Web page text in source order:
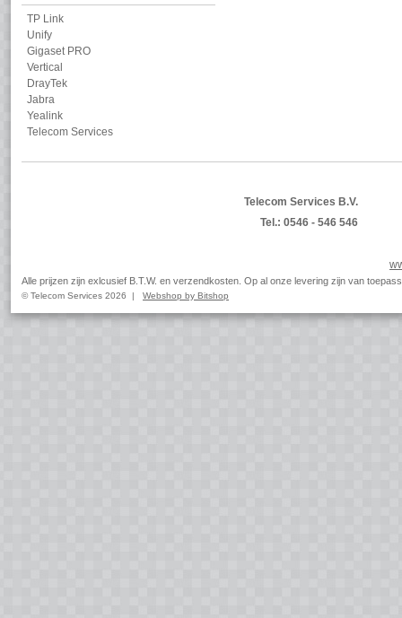
TP Link
Unify
Gigaset PRO
Vertical
DrayTek
Jabra
Yealink
Telecom Services
Telecom Services B.V.
Tel.: 0546 - 546 546
Alle prijzen zijn exlcusief B.T.W. en verzendkosten. Op al onze levering zijn van
© Telecom Services 2026 | Webshop by Bitshop